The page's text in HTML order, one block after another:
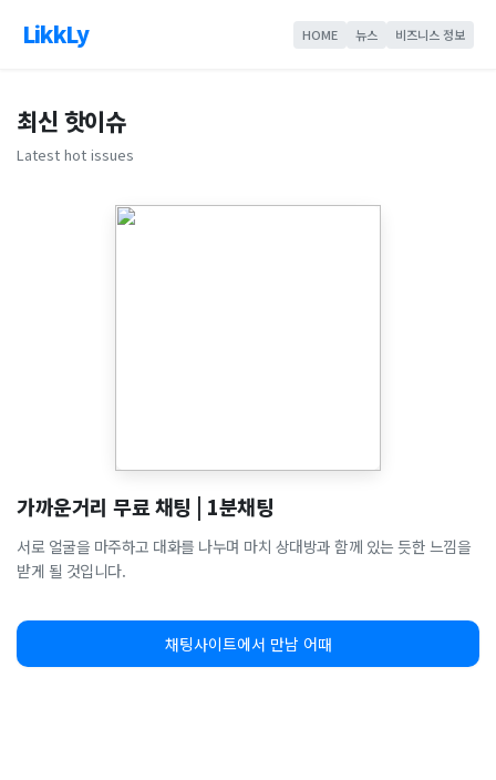
LikkLy HOME 뉴스 비즈니스 정보
최신 핫이슈
Latest hot issues
가까운거리 무료 채팅 | 1분채팅
서로 얼굴을 마주하고 대화를 나누며 마치 상대방과 함께 있는 듯한 느낌을
받게 될 것입니다.
채팅사이트에서 만남 어때